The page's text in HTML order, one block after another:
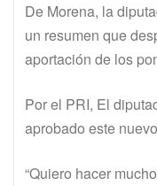
De Morena, la
un resumen que
aportación de los
Por el PRI, El
aprobado este
“Quiero hacer